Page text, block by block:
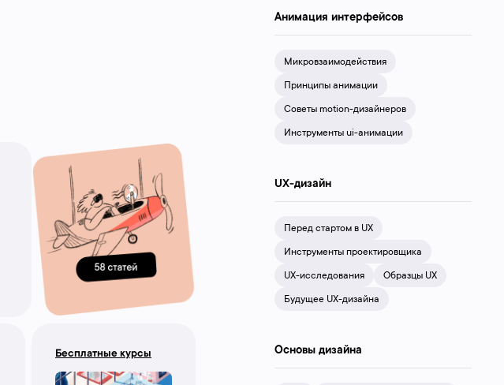
Бесплатные курсы
Анимация интерфейсов
Микровзаимодействия
Принципы анимации
Советы motion-дизайнеров
Инструменты ui-анимации
UX-дизайн
Перед стартом в UX
Инструменты проектировщика
UX-исследования Образцы UX
Будущее UX-дизайна
Основы дизайна